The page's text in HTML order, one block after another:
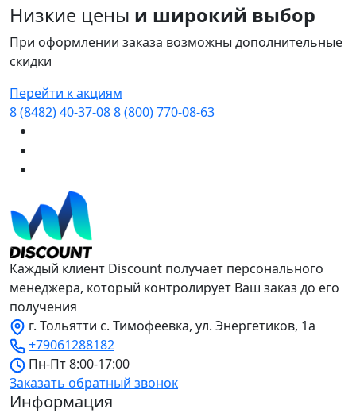
Низкие цены и широкий выбор
При оформлении заказа возможны дополнительные
скидки
Перейти к акциям
8 (8482) 40-37-088 (800) 770-08-63
Каждый клиент Discount получает персонального
менеджера, который контролирует Ваш заказ до его
получения
г. Тольятти с. Тимофеевка, ул. Энергетиков, 1а
+79061288182
Пн-Пт 8:00-17:00
Заказать обратный звонок
Информация